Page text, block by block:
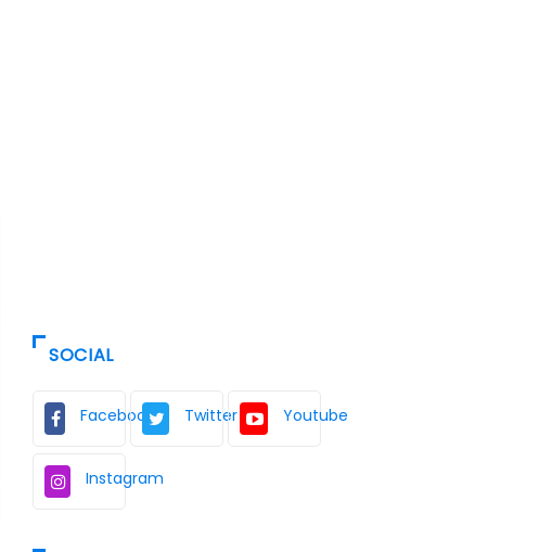
SOCIAL
Facebook Twitter Youtube
Instagram